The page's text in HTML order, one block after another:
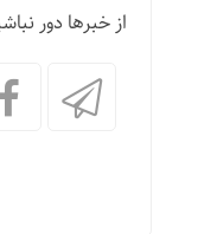
از خبرها دور